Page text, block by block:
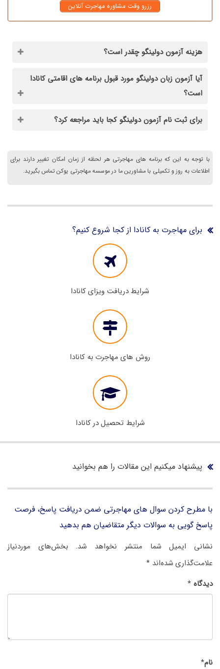
رزرو وقت مشاوره مهاجرت آنلاین
هزینه آزمون دولینگو چقدر است؟
آیا آزمون زبان دولینگو مورد قبول برنامه های اقامتی کانادا
است؟
برای ثبت نام آزمون دولینگو کجا باید مراجعه کرد؟
با توجه به این که برنامه های مهاجرتی هر لحظه از زمان امکان تغییر دارند برای
اطلاعات به روز و تکمیلی با مشاورین ما در موسسه مهاجرتی یوکن تماس بگیرید.
برای مهاجرت به کانادا از کجا شروع کنیم؟
شرایط دریافت ویزای کانادا
روش های مهاجرت به کانادا
شرایط تحصیل در کانادا
پیشنهاد میکنیم این مقالات را هم بخوانید
با مطرح کردن سوال های مهاجرتی ضمن دریافت پاسخ، فرصت
پاسخ گویی به سوالات دیگر متقاضیان هم بدهید
نشانی ایمیل شما منتشر نخواهد شد. بخش‌های موردنیاز
علامت‌گذاری شده‌اند *
دیدگاه *
نام*